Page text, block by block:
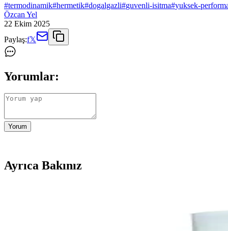
#termodinamik#hermetik#dogalgazli#guvenli-isitma#yuksek-
Özcan Yel
22 Ekim 2025
Paylaş:f𝕏
Yorumlar:
Yorum
Ayrıca Bakınız